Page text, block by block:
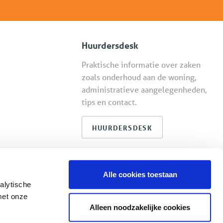
onze
Alle cookies toestaan
Alleen noodzakelijke cookies
Huurdersdesk
Praktische informatie over zaken
zoals onderhoud aan de woning,
administratieve aangelegenheden,
tips en contact.
HUURDERSDESK
door OGonline